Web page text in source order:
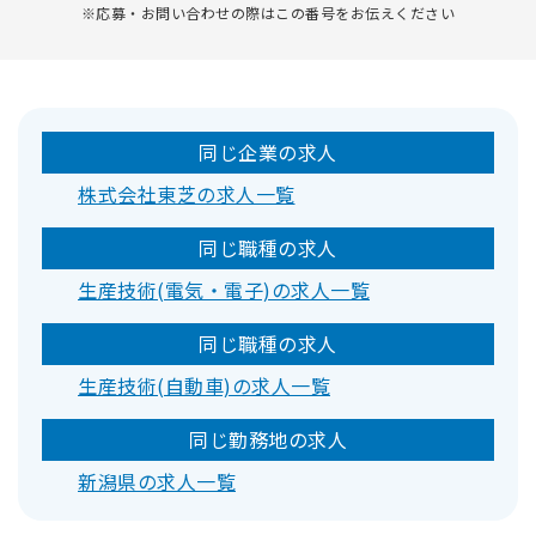
※応募・お問い合わせの際はこの番号をお伝えください
同じ企業の求人
株式会社東芝の求人一覧
同じ職種の求人
生産技術(電気・電子)の求人一覧
同じ職種の求人
生産技術(自動車)の求人一覧
同じ勤務地の求人
新潟県の求人一覧